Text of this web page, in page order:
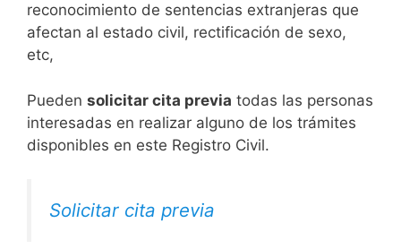
reconocimiento de sentencias extranjeras que
afectan al estado civil, rectificación de sexo,
etc,
​Pueden solicitar cita previa todas las personas
interesadas en realizar alguno de los trámites
disponibles en este Registro Civil.​
Solicitar cita previa